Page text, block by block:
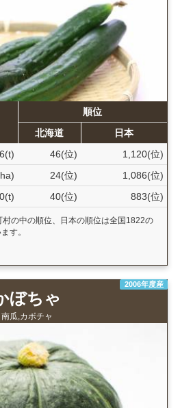
順位
北海道
日本
46(位)
1,120(位)
24(位)
1,086(位)
40(位) 883(位)
の中の順位、日本の順位は全国1822の
す。
2006年度産
ぼちゃ
南瓜,カボチャ